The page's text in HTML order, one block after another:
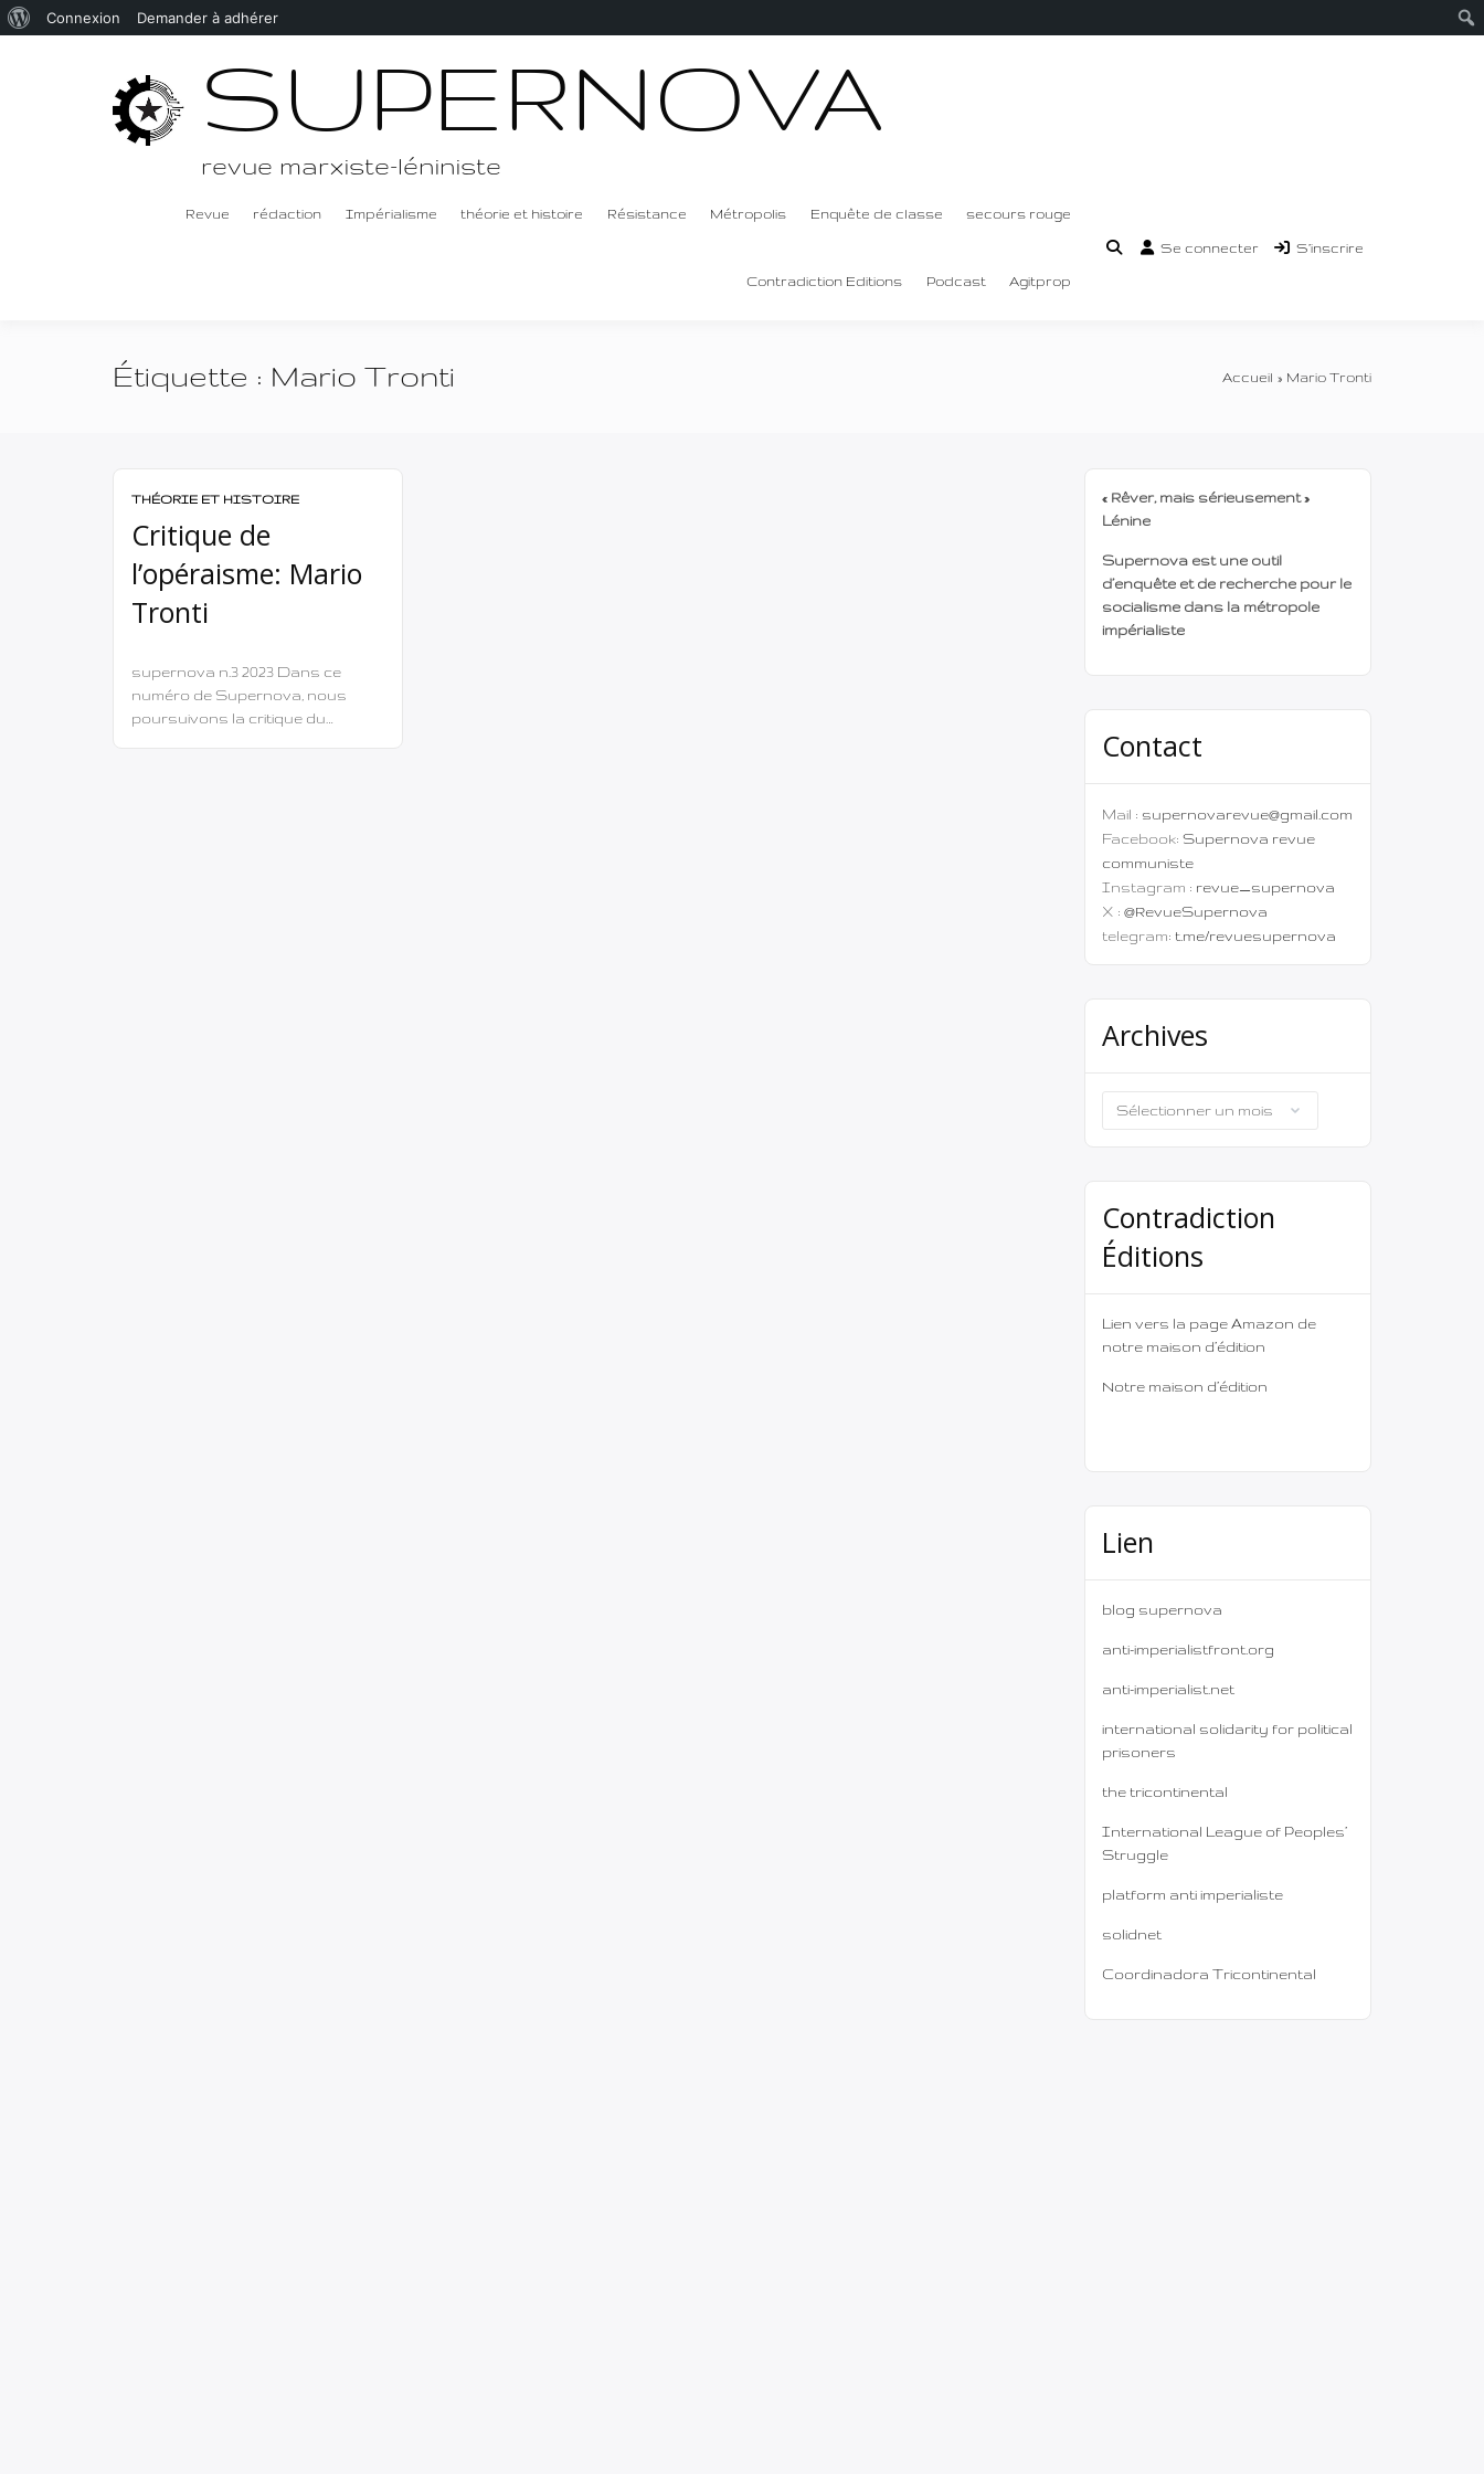
SUPERNOVA
revue marxiste-léniniste
Revue rédaction Impérialisme théorie et histoire Résistance Métropolis Enquête de classe secours rouge
Contradiction Editions Podcast Agitprop
Se connecter S’inscrire
Étiquette : Mario Tronti Accueil Mario Tronti
THÉORIE ET HISTOIRE
Critique de
l’opéraisme: Mario
Tronti
supernova n.3 2023 Dans ce
numéro de Supernova, nous
poursuivons la critique du
« Rêver, mais sérieusement »
Lénine
Supernova est une outil
d’enquête et de recherche pour le
socialisme dans la métropole
impérialiste
Contact
Mail : supernovarevue@gmail.com
Facebook: Supernova revue
communiste
Instagram : revue_supernova
X : @RevueSupernova
telegram: t.me/revuesupernova
Archives
Archives
Contradiction
Éditions
Lien vers la page Amazon de
notre maison d’édition
Notre maison d’édition
Lien
blog supernova
anti-imperialistfront.org
anti-imperialist.net
international solidarity for political
prisoners
the tricontinental
International League of Peoples’
Struggle
platform anti imperialiste
solidnet
Coordinadora Tricontinental
Connexion Demander à adhérer